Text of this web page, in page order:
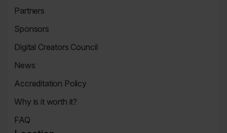
Page
Partners
Page
Sponsors
Page
Digital Creators Council
Digital
Council
News
Accreditation Policy
Policy
Why is it worth it?
It's
FAQ
FAQ